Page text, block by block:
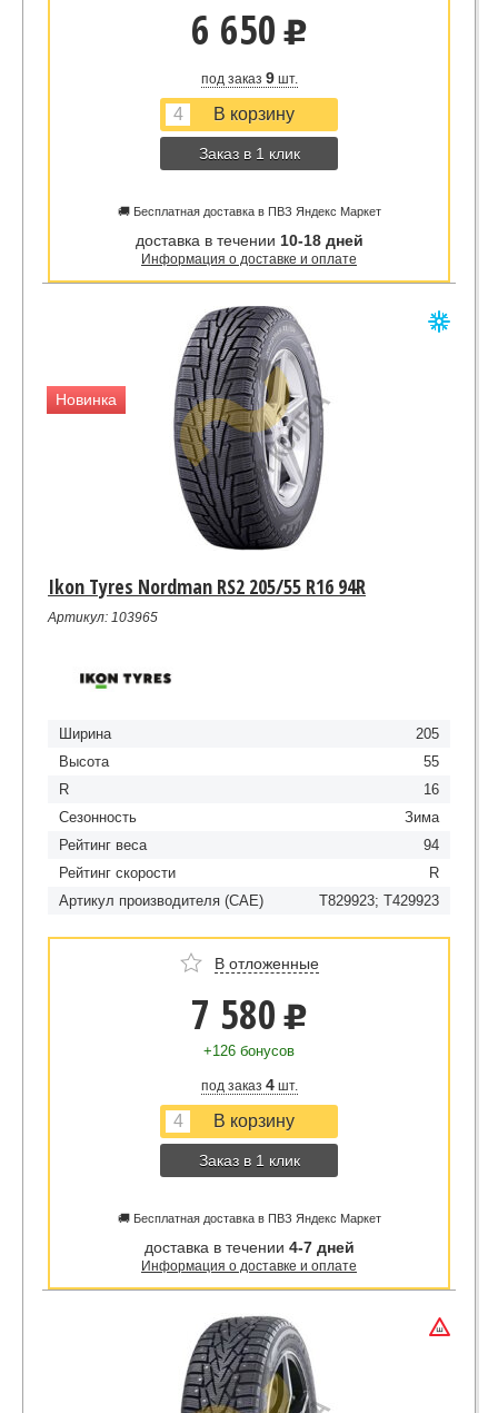
6 650 u
под заказ 9шт.
Заказ в 1 клик
🚚 Бесплатная доставка в ПВЗ Яндекс Маркет
доставка в течении 10-18 дней
Информация о доставке и оплате
Новинка
Ikon Tyres Nordman RS2 205/55 R16 94R
Артикул: 103965
Ширина
205
Высота
55
R
16
Сезонность
Зима
Рейтинг веса
94
Рейтинг скорости
R
Артикул производителя (CAE)
T829923; T429923
В отложенные
7 580 u
+126 бонусов
под заказ 4шт.
Заказ в 1 клик
🚚 Бесплатная доставка в ПВЗ Яндекс Маркет
доставка в течении 4-7 дней
Информация о доставке и оплате